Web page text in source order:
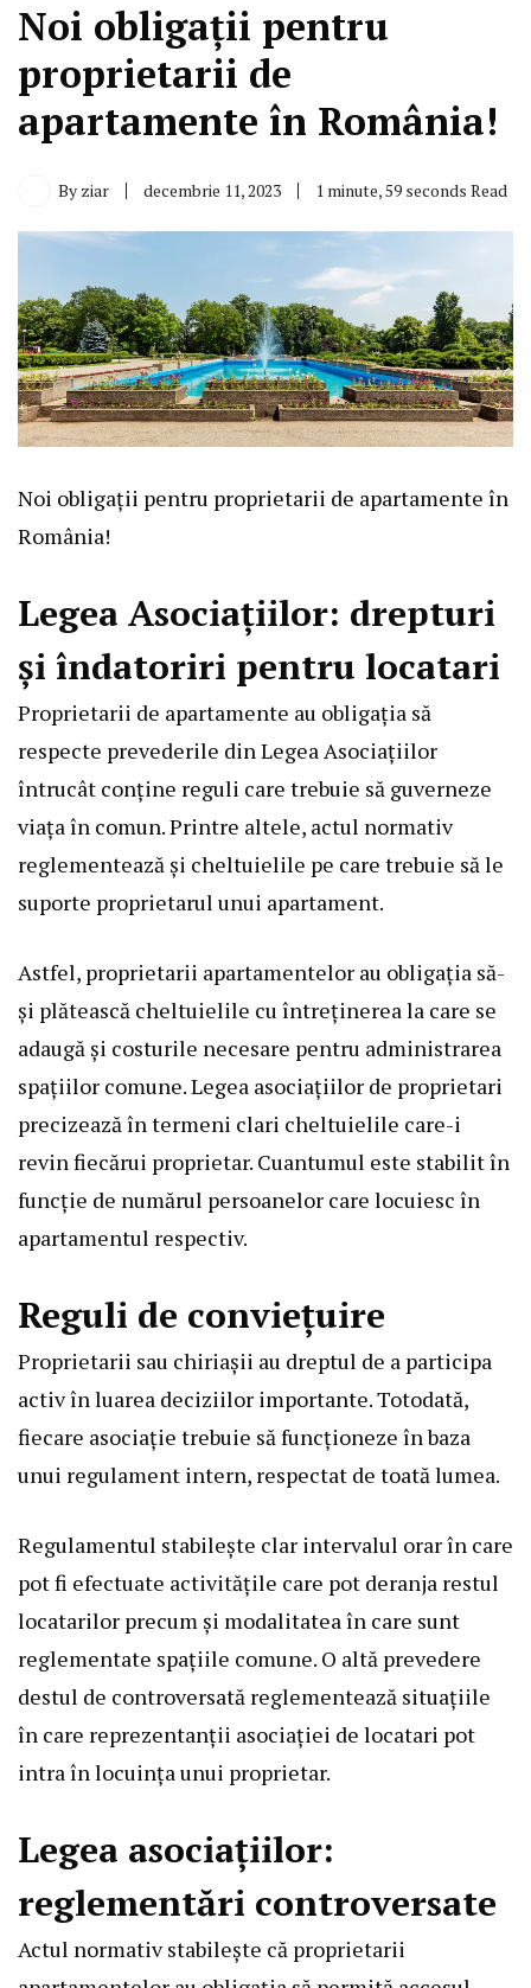
Noi obligații pentru
proprietarii de
apartamente în România!
By ziar decembrie 11, 2023 1 minute, 59 seconds Read
Noi obligații pentru proprietarii de apartamente în
România!
Legea Asociațiilor: drepturi
și îndatoriri pentru locatari
Proprietarii de apartamente au obligația să
respecte prevederile din Legea Asociațiilor
întrucât conține reguli care trebuie să guverneze
viața în comun. Printre altele, actul normativ
reglementează și cheltuielile pe care trebuie să le
suporte proprietarul unui apartament.
Astfel, proprietarii apartamentelor au obligația să-
și plătească cheltuielile cu întreținerea la care se
adaugă și costurile necesare pentru administrarea
spațiilor comune. Legea asociațiilor de proprietari
precizează în termeni clari cheltuielile care-i
revin fiecărui proprietar. Cuantumul este stabilit în
funcție de numărul persoanelor care locuiesc în
apartamentul respectiv.
Reguli de conviețuire
Proprietarii sau chiriașii au dreptul de a participa
activ în luarea deciziilor importante. Totodată,
fiecare asociație trebuie să funcționeze în baza
unui regulament intern, respectat de toată lumea.
Regulamentul stabilește clar intervalul orar în care
pot fi efectuate activitățile care pot deranja restul
locatarilor precum și modalitatea în care sunt
reglementate spațiile comune. O altă prevedere
destul de controversată reglementează situațiile
în care reprezentanții asociației de locatari pot
intra în locuința unui proprietar.
Legea asociațiilor:
reglementări controversate
Actul normativ stabilește că proprietarii